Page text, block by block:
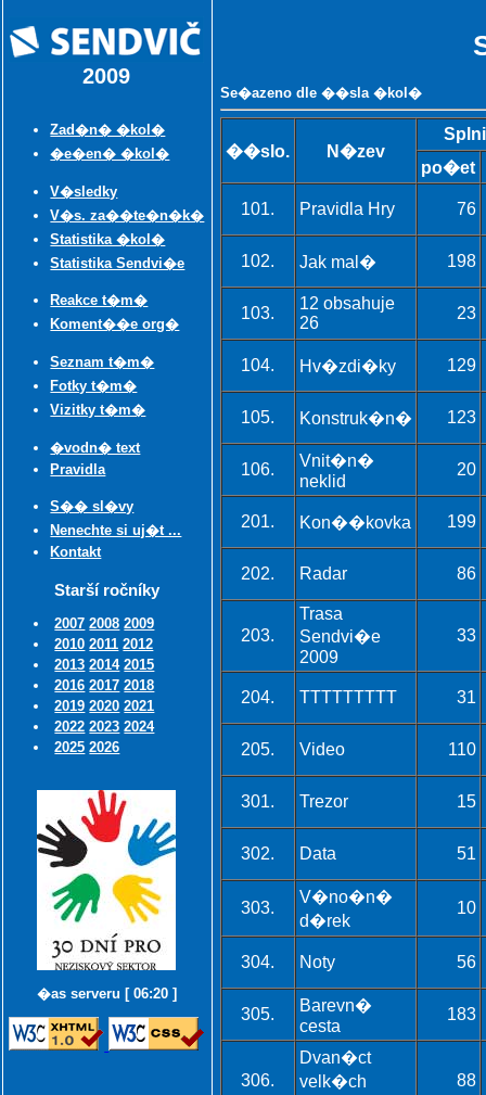
2009
Zad�n� �kol�
�e�en� �kol�
V�sledky
V�s. za��te�n�k�
Statistika �kol�
Statistika Sendvi�e
Reakce t�m�
Koment��e org�
Seznam t�m�
Fotky t�m�
Vizitky t�m�
�vodn� text
Pravidla
S�� sl�vy
Nenechte si uj�t ...
Kontakt
Starší ročníky
2007 2008 2009
2010 2011 2012
2013 2014 2015
2016 2017 2018
2019 2020 2021
2022 2023 2024
2025 2026
�as serveru [ 06:20 ]
Se�azeno dle ��sla �kol�
��slo. N�zev
po�et
101. Pravidla Hry 76
102. Jak mal� 198
103.
12 obsahuje
26
23
104. Hv�zdi�ky 129
105. Konstruk�n� 123
106.
Vnit�n�
neklid
20
201. Kon��kovka 199
202. Radar 86
203.
Trasa
Sendvi�e
2009
33
204. TTTTTTTTT 31
205. Video 110
301. Trezor 15
302. Data 51
303.
V�no�n�
d�rek
10
304. Noty 56
305.
Barevn�
cesta
183
306.
Dvan�ct
velk�ch
88